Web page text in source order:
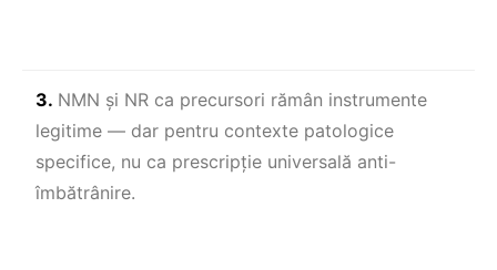
3. NMN şi NR ca precursori rămân instrumente
legitime — dar pentru contexte patologice
specifice, nu ca prescripție universală anti-
îmbătrânire.